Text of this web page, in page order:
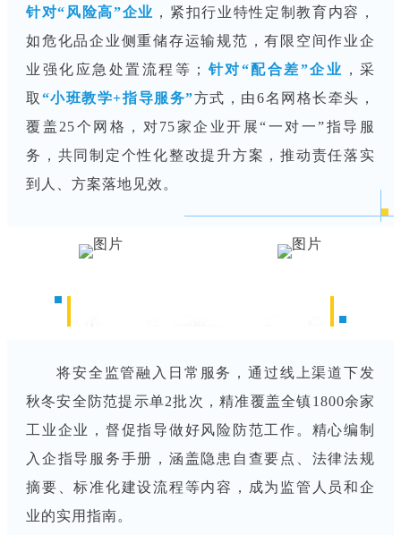
针对“风险高”企业 ，紧扣行业特性定制教育内容，
如危化品企业侧重储存运输规范，有限空间作业企
业强化应急处置流程等； 针对“配合差”企业 ，采
取 “小班教学+指导服务”方式，由6名网格长牵头，
覆盖25个网格，对75家企业开展“一对一”指导服
务，共同制定个性化整改提升方案，推动责任落实
到人、方案落地见效。
将安全监管融入日常服务，通过线上渠道下发
秋冬安全防范提示单2批次，精准覆盖全镇1800余家
工业企业，督促指导做好风险防范工作。精心编制
入企指导服务手册，涵盖隐患自查要点、法律法规
摘要、标准化建设流程等内容，成为监管人员和企
业的实用指南。